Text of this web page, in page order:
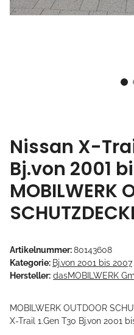
Nissan X-
Bj.von 2001
MOBILWERK
Artikelnummer:80143608
Kategorie: Bj.von 2001 bis 2007
Hersteller: dasMOBILWERK
MOBILWERK OUTDOOR
X-Trail 1.Gen T30 Bj.von 2001